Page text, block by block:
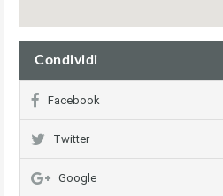
Condividi
Facebook
Twitter
Google